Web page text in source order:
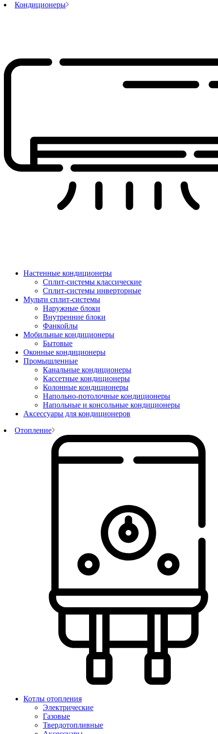
Кондиционеры
Настенные кондиционеры
Сплит-системы классические
Сплит-системы инверторные
Мульти сплит-системы
Наружные блоки
Внутренние блоки
Фанкойлы
Мобильные кондиционеры
Бытовые
Оконные кондиционеры
Промышленные
Канальные кондиционеры
Кассетные кондиционеры
Колонные кондиционеры
Напольно-потолочные кондиционеры
Напольные и консольные кондиционеры
Аксессуары для кондиционеров
Отопление
Котлы отопления
Электрические
Газовые
Твердотопливные